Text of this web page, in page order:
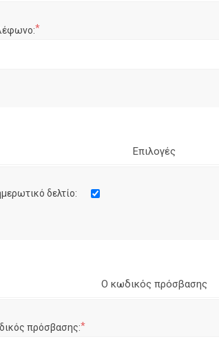
*
Επιλογές
δελτίο:
Ο κωδικός πρόσβασης
πρόσβασης:*